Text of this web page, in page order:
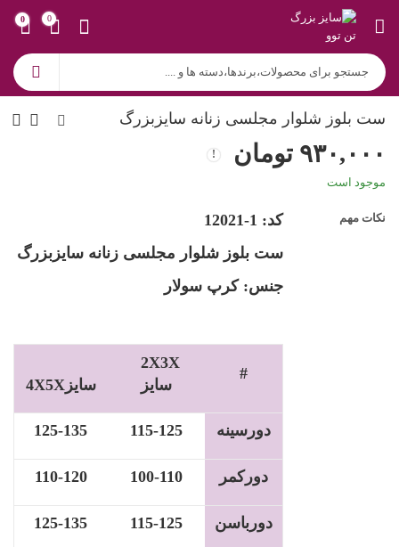
0
0
ست بلوز شلوار مجلسی زنانه سایزبزرگ
۹۳۰,۰۰۰ تومان
موجود است
نکات مهم
کد: 1-12021
ست بلوز شلوار مجلسی زنانه سایزبزرگ
جنس: کرپ سولار
4X5Xسایز
2X3X
سایز
#
125-135 115-125 دورسینه
110-120 100-110 دورکمر
125-135 115-125 دورباسن